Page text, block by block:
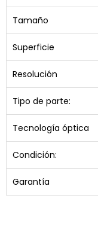
Tamaño
Superficie
Resolución
Tipo de parte:
Tecnología óptica
Condición:
Garantía